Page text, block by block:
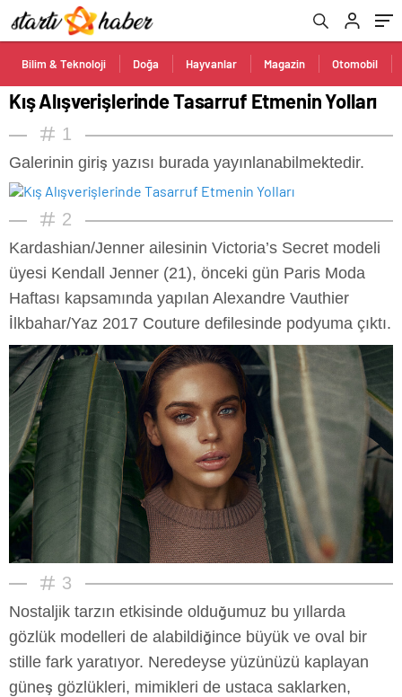
Bilim & Teknoloji Doğa Hayvanlar Magazin Otomobil
Kış Alışverişlerinde Tasarruf Etmenin Yolları
1
Galerinin giriş yazısı burada yayınlanabilmektedir.
2
Kardashian/Jenner ailesinin Victoria’s Secret modeli
üyesi Kendall Jenner (21), önceki gün Paris Moda
Haftası kapsamında yapılan Alexandre Vauthier
İlkbahar/Yaz 2017 Couture defilesinde podyuma çıktı.
3
Nostaljik tarzın etkisinde olduğumuz bu yıllarda
gözlük modelleri de alabildiğince büyük ve oval bir
stille fark yaratıyor. Neredeyse yüzünüzü kaplayan
güneş gözlükleri, mimikleri de ustaca saklarken,